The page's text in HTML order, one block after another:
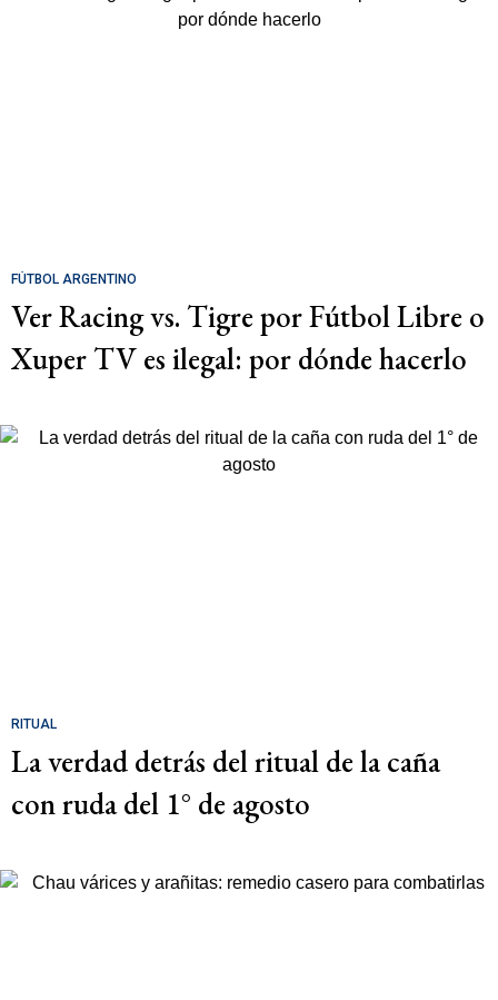
FÚTBOL ARGENTINO
Ver Racing vs. Tigre por Fútbol Libre o
Xuper TV es ilegal: por dónde hacerlo
RITUAL
La verdad detrás del ritual de la caña
con ruda del 1° de agosto